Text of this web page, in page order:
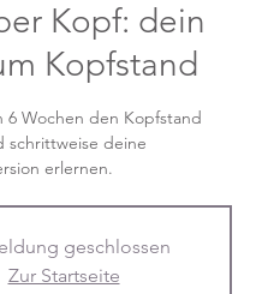
Kopf: dein
Kopfstand
6 Wochen den Kopfstand
schrittweise deine
erlernen.
geschlossen
Zur Startseite